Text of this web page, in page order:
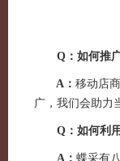
Q：如何推
A： 移动店
广，我们会助力
Q：如何利
A： 蝶采有